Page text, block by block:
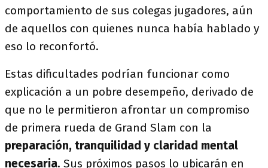
comportamiento de sus colegas jugadores, aún
de aquellos con quienes nunca había hablado y
eso lo reconfortó.
Estas dificultades podrían funcionar como
explicación a un pobre desempeño, derivado de
que no le permitieron afrontar un compromiso
de primera rueda de Grand Slam con la
preparación, tranquilidad y claridad mental
necesaria. Sus próximos pasos lo ubicarán en